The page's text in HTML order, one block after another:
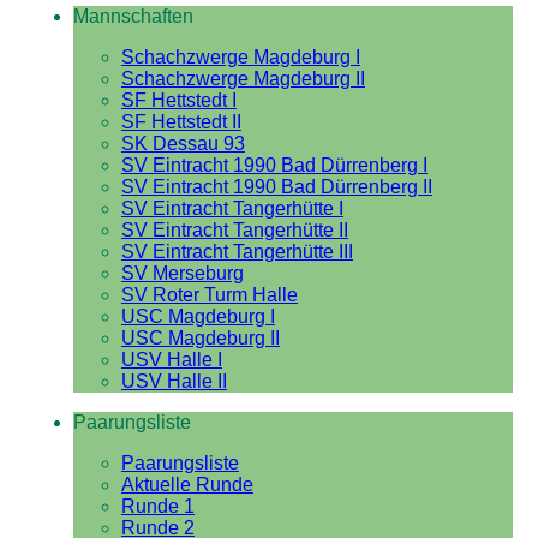
Mannschaften
Schachzwerge Magdeburg I
Schachzwerge Magdeburg II
SF Hettstedt I
SF Hettstedt II
SK Dessau 93
SV Eintracht 1990 Bad Dürrenberg I
SV Eintracht 1990 Bad Dürrenberg II
SV Eintracht Tangerhütte I
SV Eintracht Tangerhütte II
SV Eintracht Tangerhütte III
SV Merseburg
SV Roter Turm Halle
USC Magdeburg I
USC Magdeburg II
USV Halle I
USV Halle II
Paarungsliste
Paarungsliste
Aktuelle Runde
Runde 1
Runde 2